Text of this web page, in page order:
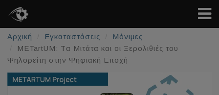
Αρχική Εγκαταστάσεις
Μόνιμες
METartUM: Tα Μιτάτα και οι Ξερολιθιές του
Ψηλορείτη στην Ψηφιακή Εποχή